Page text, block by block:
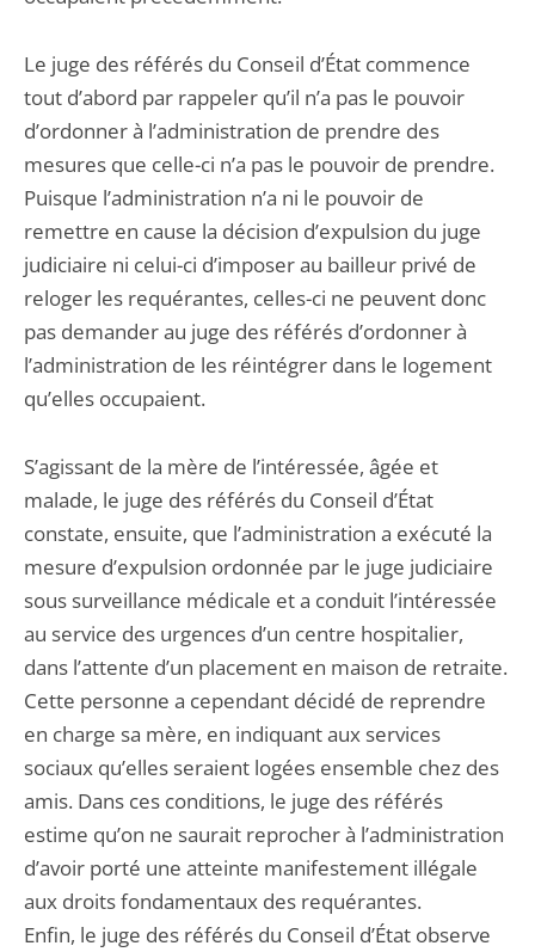
Le juge des référés du Conseil d’État commence
tout d’abord par rappeler qu’il n’a pas le pouvoir
d’ordonner à l’administration de prendre des
mesures que celle-ci n’a pas le pouvoir de prendre.
Puisque l’administration n’a ni le pouvoir de
remettre en cause la décision d’expulsion du juge
judiciaire ni celui-ci d’imposer au bailleur privé de
reloger les requérantes, celles-ci ne peuvent donc
pas demander au juge des référés d’ordonner à
l’administration de les réintégrer dans le logement
qu’elles occupaient.
S’agissant de la mère de l’intéressée, âgée et
malade, le juge des référés du Conseil d’État
constate, ensuite, que l’administration a exécuté la
mesure d’expulsion ordonnée par le juge judiciaire
sous surveillance médicale et a conduit l’intéressée
au service des urgences d’un centre hospitalier,
dans l’attente d’un placement en maison de retraite.
Cette personne a cependant décidé de reprendre
en charge sa mère, en indiquant aux services
sociaux qu’elles seraient logées ensemble chez des
amis. Dans ces conditions, le juge des référés
estime qu’on ne saurait reprocher à l’administration
d’avoir porté une atteinte manifestement illégale
aux droits fondamentaux des requérantes.
Enfin, le juge des référés du Conseil d’État observe